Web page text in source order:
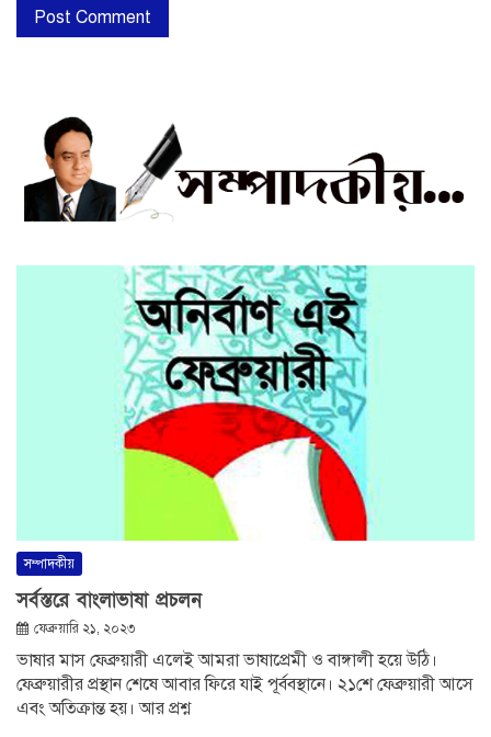
সম্পাদকীয়
সর্বস্তরে বাংলাভাষা প্রচলন
ফেব্রুয়ারি ২১, ২০২৩
ভাষার মাস ফেব্রুয়ারী এলেই আমরা ভাষাপ্রেমী ও বাঙ্গালী হয়ে উঠি।
ফেব্রুয়ারীর প্রস্থান শেষে আবার ফিরে যাই পূর্ববস্থানে। ২১শে ফেব্রুয়ারী আসে
এবং অতিক্রান্ত হয়। আর প্রশ্ন